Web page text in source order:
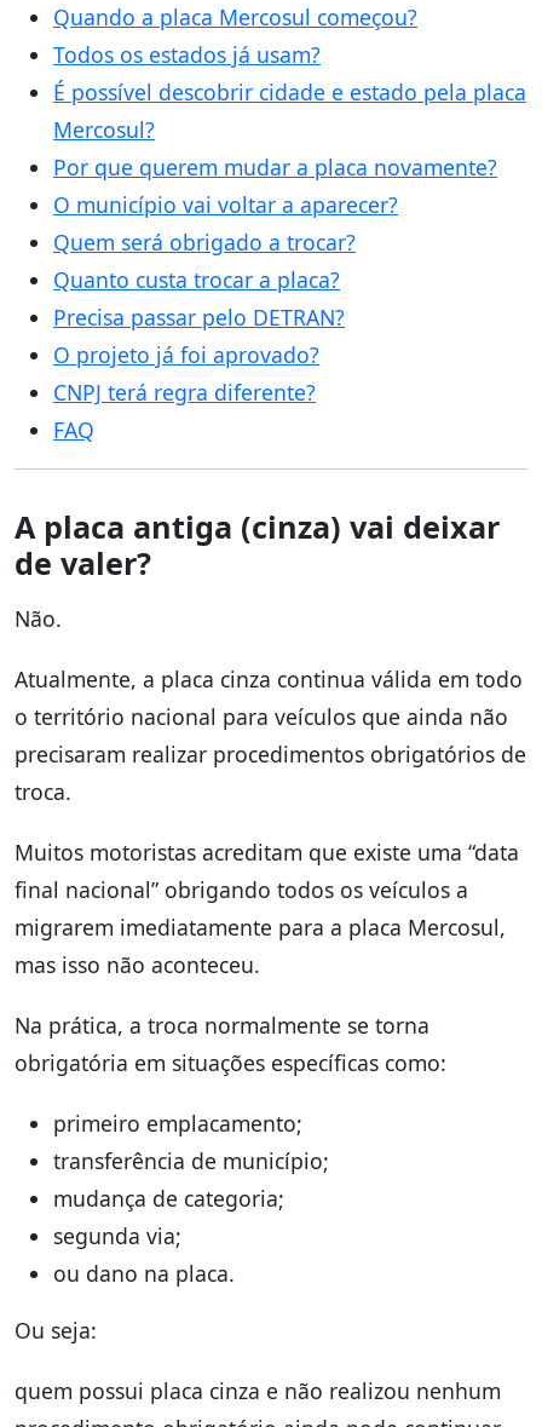
Quando a placa Mercosul começou?
Todos os estados já usam?
É possível descobrir cidade e estado pela placa
Mercosul?
Por que querem mudar a placa novamente?
O município vai voltar a aparecer?
Quem será obrigado a trocar?
Quanto custa trocar a placa?
Precisa passar pelo DETRAN?
O projeto já foi aprovado?
CNPJ terá regra diferente?
FAQ
A placa antiga (cinza) vai deixar
de valer?
Não.
Atualmente, a placa cinza continua válida em todo
o território nacional para veículos que ainda não
precisaram realizar procedimentos obrigatórios de
troca.
Muitos motoristas acreditam que existe uma “data
final nacional” obrigando todos os veículos a
migrarem imediatamente para a placa Mercosul,
mas isso não aconteceu.
Na prática, a troca normalmente se torna
obrigatória em situações específicas como:
primeiro emplacamento;
transferência de município;
mudança de categoria;
segunda via;
ou dano na placa.
Ou seja:
quem possui placa cinza e não realizou nenhum